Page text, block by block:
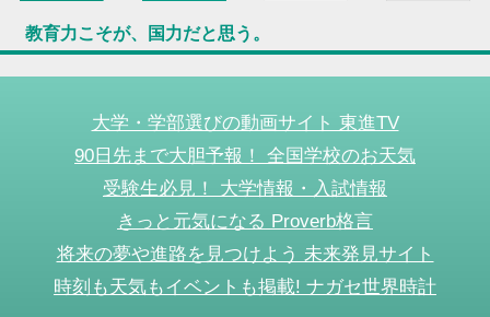
教育力こそが、国力だと思う。
大学・学部選びの動画サイト 東進TV
90日先まで大胆予報！ 全国学校のお天気
受験生必見！ 大学情報・入試情報
きっと元気になる Proverb格言
将来の夢や進路を見つけよう 未来発見サイト
時刻も天気もイベントも掲載! ナガセ世界時計